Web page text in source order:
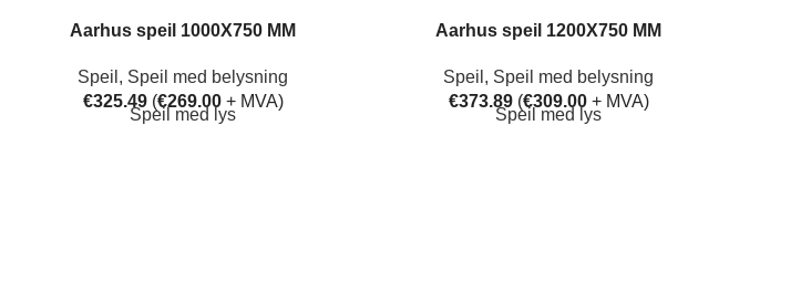
Aarhus speil 1000X750 MM
Speil , Speil med belysning
€325.49 (€269.00+ MVA)
Speil med lys
Aarhus speil 1200X750 MM
Speil , Speil med belysning
€373.89 (€309.00+ MVA)
Speil med lys